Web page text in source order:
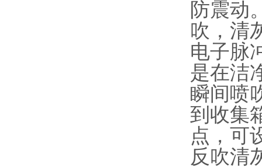
防震动
吹，清
电子脉
是在洁
瞬间喷
到收集
点，可
反吹清